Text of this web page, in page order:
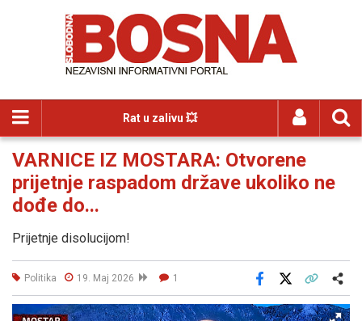
Rat u zalivu 💥
VARNICE IZ MOSTARA: Otvorene
prijetnje raspadom države ukoliko ne
dođe do...
Prijetnje disolucijom!
Politika 19. Maj 2026 1
Facebook